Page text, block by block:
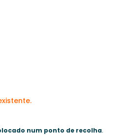
num ponto de recolha.